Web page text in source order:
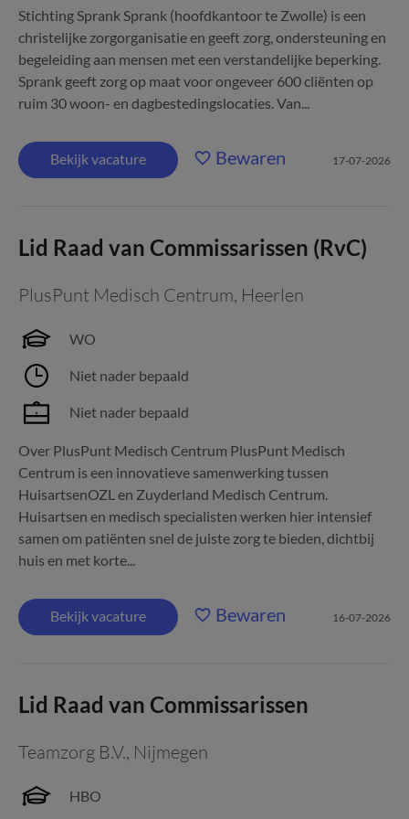
Stichting Sprank Sprank (hoofdkantoor te Zwolle) is een
christelijke zorgorganisatie en geeft zorg, ondersteuning en
begeleiding aan mensen met een verstandelijke beperking.
Sprank geeft zorg op maat voor ongeveer 600 cliënten op
ruim 30 woon- en dagbestedingslocaties. Van...
Bekijk vacature Bewaren 17-07-2026
Lid Raad van Commissarissen (RvC)
PlusPunt Medisch Centrum, Heerlen
WO
Niet nader bepaald
Niet nader bepaald
Over PlusPunt Medisch Centrum PlusPunt Medisch
Centrum is een innovatieve samenwerking tussen
HuisartsenOZL en Zuyderland Medisch Centrum.
Huisartsen en medisch specialisten werken hier intensief
samen om patiënten snel de juiste zorg te bieden, dichtbij
huis en met korte...
Bekijk vacature Bewaren 16-07-2026
Lid Raad van Commissarissen
Teamzorg B.V., Nijmegen
HBO